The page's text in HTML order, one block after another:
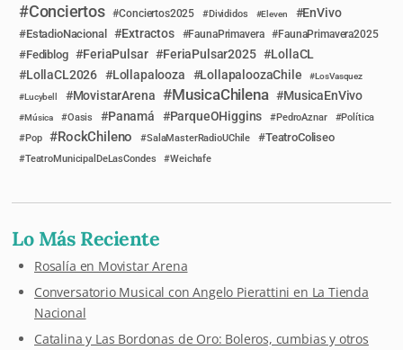
Conciertos Conciertos2025 Divididos Eleven EnVivo
EstadioNacional Extractos FaunaPrimavera FaunaPrimavera2025
Fediblog FeriaPulsar FeriaPulsar2025
LollaCL
LollaCL2026
Lollapalooza LollapaloozaChile
LosVasquez
Lucybell
MovistarArena MusicaChilena MusicaEnVivo
Música Oasis Panamá ParqueOHiggins PedroAznar
Política
Pop
RockChileno SalaMasterRadioUChile TeatroColiseo
TeatroMunicipalDeLasCondes Weichafe
Lo Más Reciente
Rosalía en Movistar Arena
Conversatorio Musical con Angelo Pierattini en La Tienda
Nacional
Catalina y Las Bordonas de Oro: Boleros, cumbias y otros